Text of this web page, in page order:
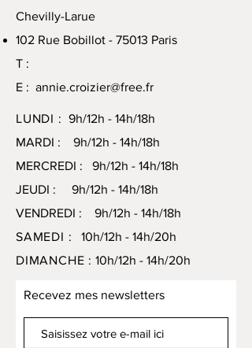
Chevilly-Larue
102 Rue Bobillot - 75013 Paris
T :
E : annie.croizier@free.fr
LUNDI : 9h/12h - 14h/18h
MARDI : 9h/12h - 14h/18h
MERCREDI : 9h/12h - 14h/18h
JEUDI : 9h/12h - 14h/18h
VENDREDI : 9h/12h - 14h/18h
SAMEDI : 10h/12h - 14h/20h
DIMANCHE : 10h/12h - 14h/20h
Recevez mes newsletters